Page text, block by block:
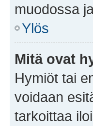
muodossa
Ylös
Mitä ovat
Hymiöt tai
voidaan
tarkoittaa